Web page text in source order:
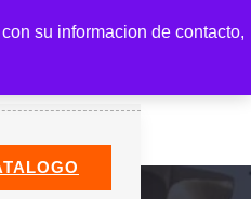
su informacion de contacto,